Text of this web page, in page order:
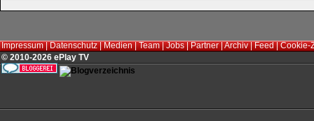
Impressum|Datenschutz|Medien|Team|Jobs|Partner|Archiv|Feed|Cookie-
© 2010-2026 ePlay TV